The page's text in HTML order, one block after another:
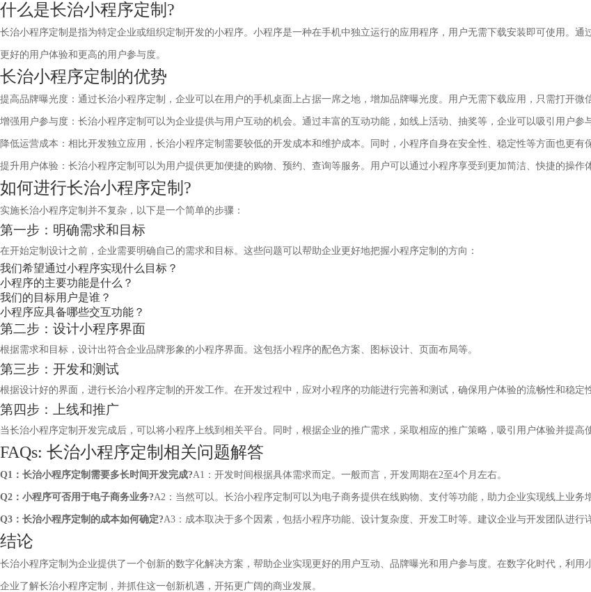
什么是长治小程序定制?
长治小程序定制是指为特定企业或组织定制开发的小程序。小程序是一种在手机中独立运行的应用程序，用户无需下载安装即可使用。
更好的用户体验和更高的用户参与度。
长治小程序定制的优势
提高品牌曝光度：通过长治小程序定制，企业可以在用户的手机桌面上占据一席之地，增加品牌曝光度。用户无需下载应用，只需打开微
增强用户参与度：长治小程序定制可以为企业提供与用户互动的机会。通过丰富的互动功能，如线上活动、抽奖等，企业可以吸引用户参
降低运营成本：相比开发独立应用，长治小程序定制需要较低的开发成本和维护成本。同时，小程序自身在安全性、稳定性等方面也更有
提升用户体验：长治小程序定制可以为用户提供更加便捷的购物、预约、查询等服务。用户可以通过小程序享受到更加简洁、快捷的操作
如何进行长治小程序定制?
实施长治小程序定制并不复杂，以下是一个简单的步骤：
第一步：明确需求和目标
在开始定制设计之前，企业需要明确自己的需求和目标。这些问题可以帮助企业更好地把握小程序定制的方向：
我们希望通过小程序实现什么目标？
小程序的主要功能是什么？
我们的目标用户是谁？
小程序应具备哪些交互功能？
第二步：设计小程序界面
根据需求和目标，设计出符合企业品牌形象的小程序界面。这包括小程序的配色方案、图标设计、页面布局等。
第三步：开发和测试
根据设计好的界面，进行长治小程序定制的开发工作。在开发过程中，应对小程序的功能进行完善和测试，确保用户体验的流畅性和稳定性
第四步：上线和推广
当长治小程序定制开发完成后，可以将小程序上线到相关平台。同时，根据企业的推广需求，采取相应的推广策略，吸引用户体验并提高
FAQs: 长治小程序定制相关问题解答
Q1：长治小程序定制需要多长时间开发完成?A1：开发时间根据具体需求而定。一般而言，开发周期在2至4个月左右。
Q2：小程序可否用于电子商务业务?A2：当然可以。长治小程序定制可以为电子商务提供在线购物、支付等功能，助力企业实现线上业务
Q3：长治小程序定制的成本如何确定?A3：成本取决于多个因素，包括小程序功能、设计复杂度、开发工时等。建议企业与开发团队进行
结论
长治小程序定制为企业提供了一个创新的数字化解决方案，帮助企业实现更好的用户互动、品牌曝光和用户参与度。在数字化时代，利
企业了解长治小程序定制，并抓住这一创新机遇，开拓更广阔的商业发展。